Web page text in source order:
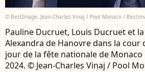
© BestImage, Jean-Charles Vinaj / Pool Monaco /
Pauline Ducruet, Louis Ducruet et
Alexandra de Hanovre dans la cour
jour de la fête nationale de
2024. © Jean-Charles Vinaj / Pool